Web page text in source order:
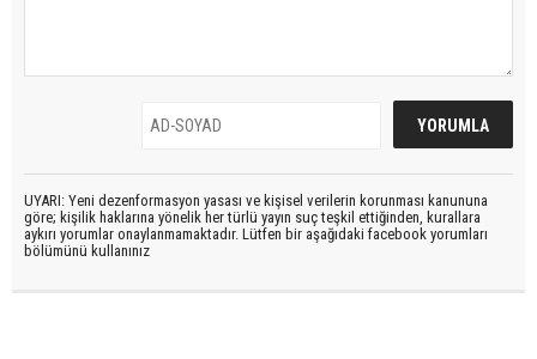
UYARI: Yeni dezenformasyon yasası ve kişisel verilerin korunması kanununa
göre; kişilik haklarına yönelik her türlü yayın suç teşkil ettiğinden, kurallara
aykırı yorumlar onaylanmamaktadır. Lütfen bir aşağıdaki facebook yorumları
bölümünü kullanınız